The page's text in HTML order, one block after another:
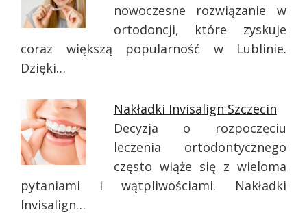
nowoczesne rozwiązanie w
ortodoncji, które zyskuje
coraz większą popularność w Lublinie.
Dzięki…
Nakładki Invisalign Szczecin
Decyzja o rozpoczęciu
leczenia ortodontycznego
często wiąże się z wieloma
pytaniami i wątpliwościami. Nakładki
Invisalign…